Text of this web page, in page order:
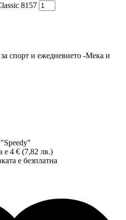
8157
спорт и ежедневието -Мека и
е 4 € (7,82 лв.)
е безплатна